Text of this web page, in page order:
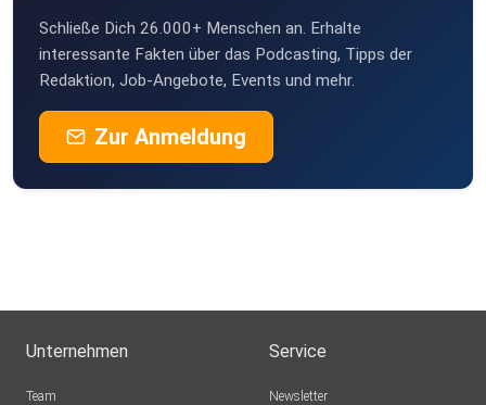
Schließe Dich 26.000+ Menschen an. Erhalte
interessante Fakten über das Podcasting, Tipps der
Redaktion, Job-Angebote, Events und mehr.
Zur Anmeldung
Unternehmen
Team
Service
Newsletter